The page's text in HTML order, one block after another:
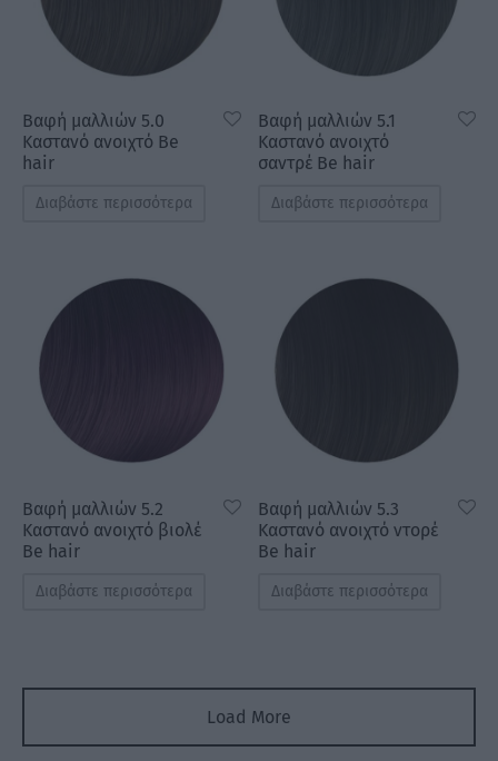
Βαφή μαλλιών 5.0
Καστανό ανοιχτό Be
hair
Διαβάστε περισσότερα
Βαφή μαλλιών 5.1
Καστανό ανοιχτό
σαντρέ Be hair
Διαβάστε περισσότερα
Βαφή μαλλιών 5.2
Καστανό ανοιχτό βιολέ
Be hair
Διαβάστε περισσότερα
Βαφή μαλλιών 5.3
Καστανό ανοιχτό ντορέ
Be hair
Διαβάστε περισσότερα
Load More